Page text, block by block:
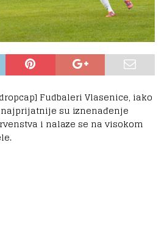
dropcap] Fudbaleri Vlasenice, iako
su iznenađenje
i nalaze se na visokom